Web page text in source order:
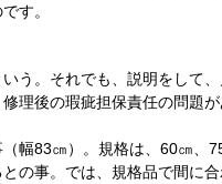
す。
う。それでも、説明をして
理後の瑕疵担保責任の問題
（幅83㎝）。規格は、 60㎝、
の事。では、規格品で間に